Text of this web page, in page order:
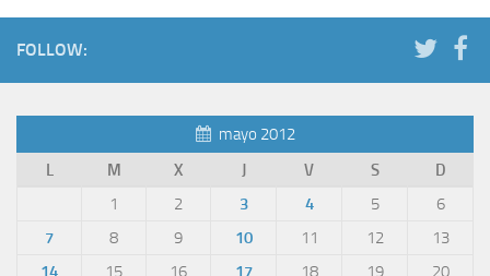
FOLLOW:
mayo 2012
L
M X J V S D
1 2 3 4 5
6
7
8 9 10 11 12
13
14
15 16 17 18 19
20